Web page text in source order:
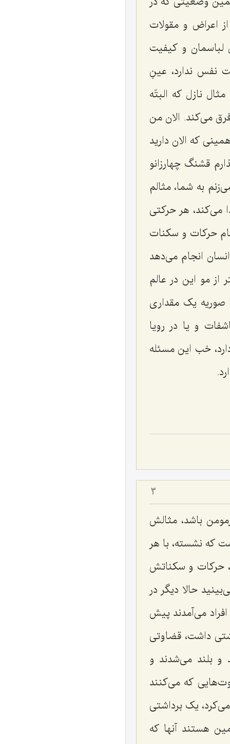
اعراض و مقولات
و کیفیت
نفس ندارد، عینِ
نازل که البتّه
می‌کند. الان من
که الان دارید
قشنگ چهارزانو
به شما، مثالم
می‌کند، هر حرکتی
حرکات و سکنات
انجام می‌دهد
از مو این در عالم
صوریه یک مقداری
و یا در رویا
خب این مسئله
3
باشد، مثالش
که نشسته، با هر
حرکات و سکناتش
حالا دیگر در
می‌آمدند پیش
داشت، قضاوتی
بلند می‌شدند و
که می‌کنند
یک برداشتی
هستند آنها که